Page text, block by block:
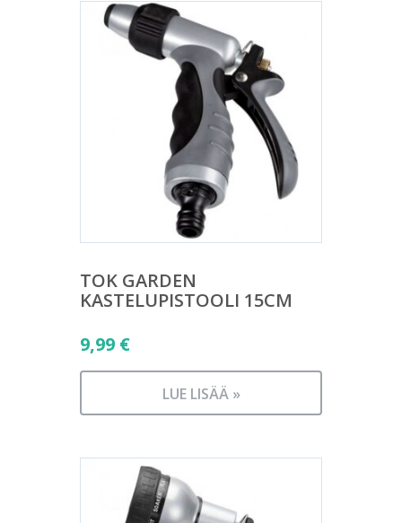
TOK GARDEN
KASTELUPISTOOLI 15CM
9,99 €
LUE LISÄÄ »